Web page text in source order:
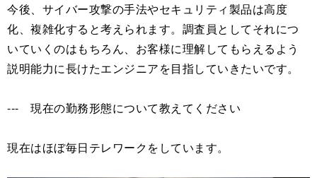
今後、サイバー攻撃の手法やセキュリティ製品は高度
化、複雑化すると考えられます。調査員としてそれにつ
いていくのはもちろん、お客様に理解してもらえるよう
説明能力に長けたエンジニアを目指していきたいです。
--- 現在の勤務形態について教えてください
現在はほぼ毎日テレワークをしています。